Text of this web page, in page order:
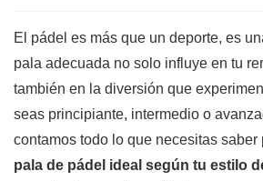
El pádel es más que un deporte, es
pala adecuada no solo influye en tu
también en la diversión que
seas principiante, intermedio o
contamos todo lo que necesitas saber
pala de pádel ideal según tu estilo